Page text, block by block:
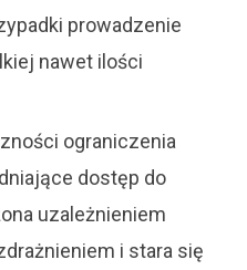
prowadzenie
nawet ilości
ograniczenia
dostęp do
uzależnieniem
i stara się